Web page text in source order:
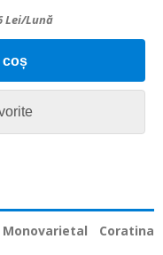
Lei/lună
coș
Coratina